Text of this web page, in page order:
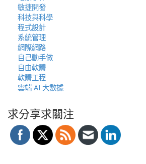
敏捷開發
科技與科學
程式設計
系統管理
網際網路
自己動手做
自由軟體
軟體工程
雲端 AI 大數據
求分享求關注